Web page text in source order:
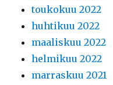
toukokuu 2022
huhtikuu 2022
maaliskuu 2022
helmikuu 2022
marraskuu 2021